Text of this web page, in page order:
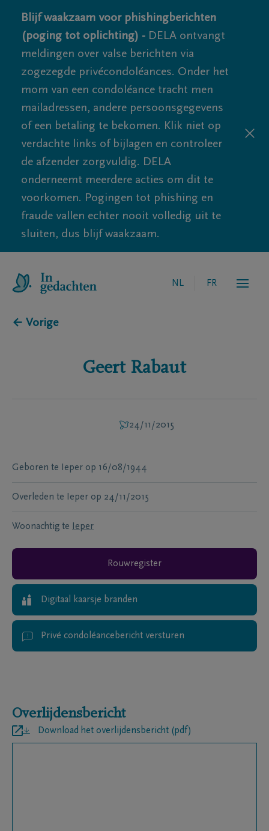
Blijf waakzaam voor phishingberichten
(poging tot oplichting) - DELA ontvangt
meldingen over valse berichten via
zogezegde privécondoléances. Onder het
mom van een condoléance tracht men
mailadressen, andere persoonsgegevens
of een betaling te bekomen. Klik niet op
verdachte links of bijlagen en controleer
de afzender zorgvuldig. DELA
onderneemt meerdere acties om dit te
voorkomen. Pogingen tot phishing en
fraude vallen echter nooit volledig uit te
sluiten, dus blijf waakzaam.
NL FR
← Vorige
Geert Rabaut
24/11/2015
Geboren te Ieper op 16/08/1944
Overleden te Ieper op 24/11/2015
Woonachtig te Ieper
Rouwregister
Digitaal kaarsje branden
Privé condoléancebericht versturen
Overlijdensbericht
Download het overlijdensbericht (pdf)